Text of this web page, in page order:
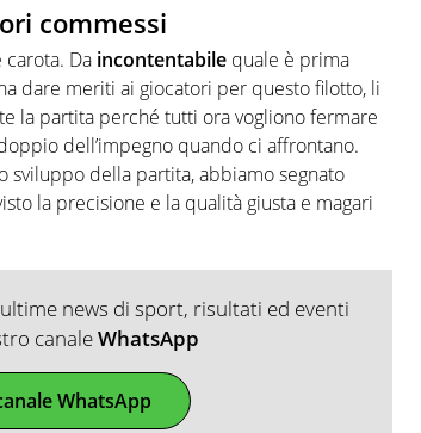
commessi
Da incontentabile quale è prima
dare meriti ai giocatori per questo filotto, li
la partita perché tutti ora vogliono fermare
dell’impegno quando ci affrontano.
della partita, abbiamo segnato
la precisione e la qualità giusta e magari
news di sport, risultati ed eventi
canaleWhatsApp
WhatsApp